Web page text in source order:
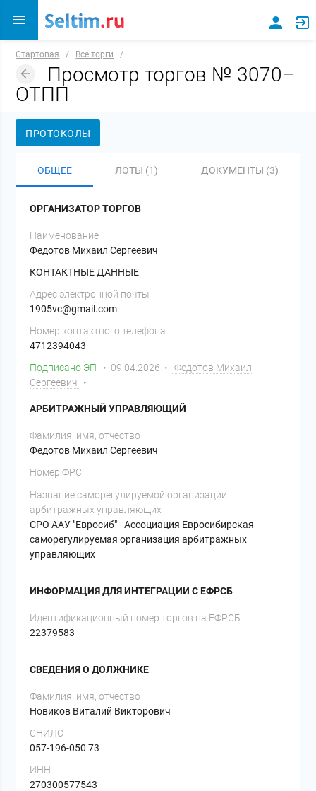
Стартовая / Все торги /
Просмотр торгов № 3070–
ОТПП
ПРОТОКОЛЫ
ОБЩЕЕ ЛОТЫ (1) ДОКУМЕНТЫ (3)
ОРГАНИЗАТОР ТОРГОВ
Наименование
Федотов Михаил Сергеевич
КОНТАКТНЫЕ ДАННЫЕ
Адрес электронной почты
1905vc@gmail.com
Номер контактного телефона
4712394043
Подписано ЭП
• 09.04.2026 •
Федотов Михаил
Сергеевич
•
АРБИТРАЖНЫЙ УПРАВЛЯЮЩИЙ
Фамилия, имя, отчество
Федотов Михаил Сергеевич
Номер ФРС
Название саморегулируемой организации
арбитражных управляющих
СРО ААУ "Евросиб" - Ассоциация Евросибирская
саморегулируемая организация арбитражных
управляющих
ИНФОРМАЦИЯ ДЛЯ ИНТЕГРАЦИИ С ЕФРСБ
Идентификационный номер торгов на ЕФРСБ
22379583
СВЕДЕНИЯ О ДОЛЖНИКЕ
Фамилия, имя, отчество
Новиков Виталий Викторович
СНИЛС
057-196-050 73
ИНН
270300577543